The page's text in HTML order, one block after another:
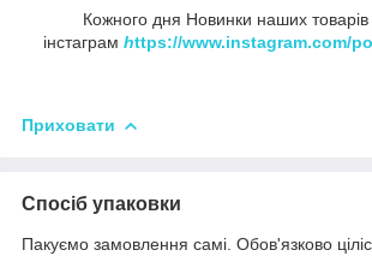
Кожного дня Новинки наших
інстаграм https://www.instagram.com/
Приховати
Спосіб упаковки
Пакуємо замовлення самі. Обов'язково